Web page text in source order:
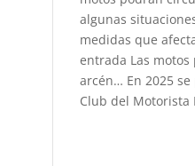
algunas
medidas que
entrada Las
arcén… En 2025
Club del Motorista